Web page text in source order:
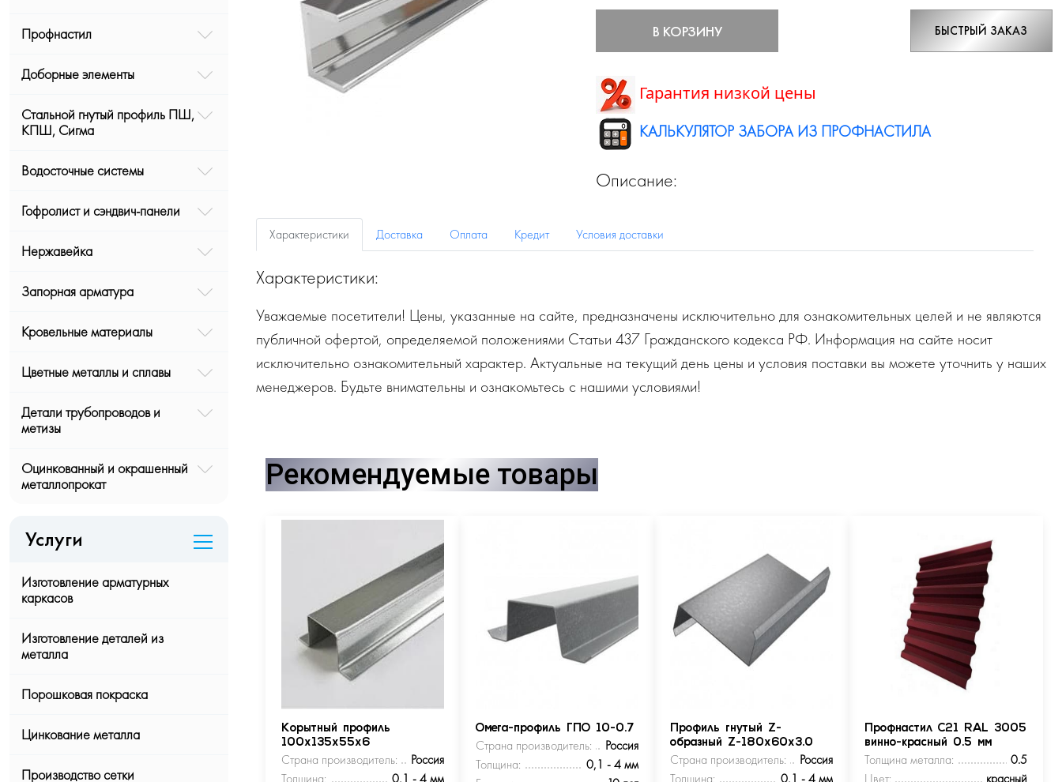
Профнастил
Доборные элементы
Стальной гнутый профиль ПШ,
КПШ, Сигма
Водосточные системы
Гофролист и сэндвич-панели
Нержавейка
Запорная арматура
Кровельные материалы
Цветные металлы и сплавы
Детали трубопроводов и
метизы
Оцинкованный и окрашенный
металлопрокат
Услуги
Изготовление арматурных
каркасов
Изготовление деталей из
металла
Порошковая покраска
Цинкование металла
Производство сетки
В КОРЗИНУ БЫСТРЫЙ ЗАКАЗ
Гарантия низкой цены
КАЛЬКУЛЯТОР ЗАБОРА ИЗ ПРОФНАСТИЛА
Описание:
Характеристики Доставка Оплата Кредит Условия доставки
Характеристики:
Уважаемые посетители! Цены, указанные на сайте, предназначены исключительно для ознакомительных целей и не являются
публичной офертой, определяемой положениями Статьи 437 Гражданского кодекса РФ. Информация на сайте носит
исключительно ознакомительный характер. Актуальные на текущий день цены и условия поставки вы можете уточнить у наших
менеджеров. Будьте внимательны и ознакомьтесь с нашими условиями!
Рекомендуемые товары
Корытный профиль
100х135х55х6
Страна производитель:
Россия
Толщина:
0,1 - 4 мм
Омега-профиль ГПО 10-0.7
Страна производитель:
Россия
Толщина:
0,1 - 4 мм
Профиль гнутый Z-
образный Z-180х60х3.0
Страна производитель:
Россия
Толщина:
0,1 - 4 мм
Профнастил С21 RAL 3005
винно-красный 0.5 мм
Толщина металла:
0.5
Цвет:
красный